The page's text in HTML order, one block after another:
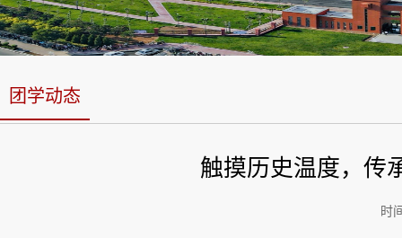
团学动态
触摸历史温度，
时